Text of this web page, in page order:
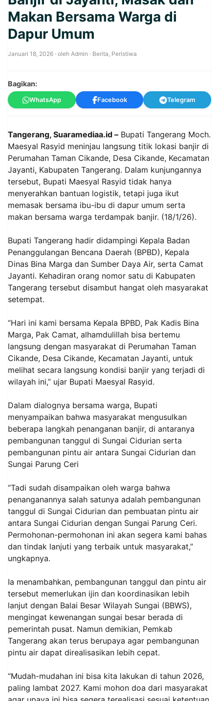
Makan Bersama Warga di
Dapur Umum
Januari 18, 2026 · oleh Admin · Berita, Peristiwa
Bagikan:
WhatsApp Facebook Telegram
Tangerang, Suaramediaa.id – Bupati Tangerang Moch.
Maesyal Rasyid meninjau langsung titik lokasi banjir di
Perumahan Taman Cikande, Desa Cikande, Kecamatan
Jayanti, Kabupaten Tangerang. Dalam kunjungannya
tersebut, Bupati Maesyal Rasyid tidak hanya
menyerahkan bantuan logistik, tetapi juga ikut
memasak bersama ibu-ibu di dapur umum serta
makan bersama warga terdampak banjir. (18/1/26).
Bupati Tangerang hadir didampingi Kepala Badan
Penanggulangan Bencana Daerah (BPBD), Kepala
Dinas Bina Marga dan Sumber Daya Air, serta Camat
Jayanti. Kehadiran orang nomor satu di Kabupaten
Tangerang tersebut disambut hangat oleh masyarakat
setempat.
“Hari ini kami bersama Kepala BPBD, Pak Kadis Bina
Marga, Pak Camat, alhamdulillah bisa bertemu
langsung dengan masyarakat di Perumahan Taman
Cikande, Desa Cikande, Kecamatan Jayanti, untuk
melihat secara langsung kondisi banjir yang terjadi di
wilayah ini,” ujar Bupati Maesyal Rasyid.
Dalam dialognya bersama warga, Bupati
menyampaikan bahwa masyarakat mengusulkan
beberapa langkah penanganan banjir, di antaranya
pembangunan tanggul di Sungai Cidurian serta
pembangunan pintu air antara Sungai Cidurian dan
Sungai Parung Ceri
“Tadi sudah disampaikan oleh warga bahwa
penanganannya salah satunya adalah pembangunan
tanggul di Sungai Cidurian dan pembuatan pintu air
antara Sungai Cidurian dengan Sungai Parung Ceri.
Permohonan-permohonan ini akan segera kami bahas
dan tindak lanjuti yang terbaik untuk masyarakat,”
ungkapnya.
Ia menambahkan, pembangunan tanggul dan pintu air
tersebut memerlukan ijin dan koordinasikan lebih
lanjut dengan Balai Besar Wilayah Sungai (BBWS),
mengingat kewenangan sungai besar berada di
pemerintah pusat. Namun demikian, Pemkab
Tangerang akan terus berupaya agar pembangunan
pintu air dapat direalisasikan lebih cepat.
“Mudah-mudahan ini bisa kita lakukan di tahun 2026,
paling lambat 2027. Kami mohon doa dari masyarakat